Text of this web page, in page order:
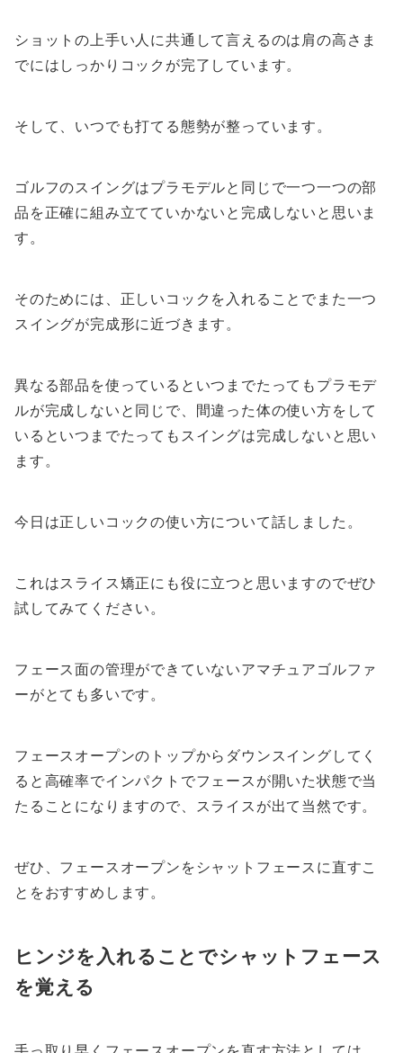
ショットの上手い人に共通して言えるのは肩の高さま
でにはしっかりコックが完了しています。
そして、いつでも打てる態勢が整っています。
ゴルフのスイングはプラモデルと同じで一つ一つの部
品を正確に組み立てていかないと完成しないと思いま
す。
そのためには、正しいコックを入れることでまた一つ
スイングが完成形に近づきます。
異なる部品を使っているといつまでたってもプラモデ
ルが完成しないと同じで、間違った体の使い方をして
いるといつまでたってもスイングは完成しないと思い
ます。
今日は正しいコックの使い方について話しました。
これはスライス矯正にも役に立つと思いますのでぜひ
試してみてください。
フェース面の管理ができていないアマチュアゴルファ
ーがとても多いです。
フェースオープンのトップからダウンスイングしてく
ると高確率でインパクトでフェースが開いた状態で当
たることになりますので、スライスが出て当然です。
ぜひ、フェースオープンをシャットフェースに直すこ
とをおすすめします。
ヒンジを入れることでシャットフェース
を覚える